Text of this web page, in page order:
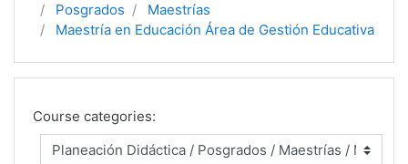
Posgrados
Maestrías
Maestría en Educación Área de Gestión Educativa
Course categories: